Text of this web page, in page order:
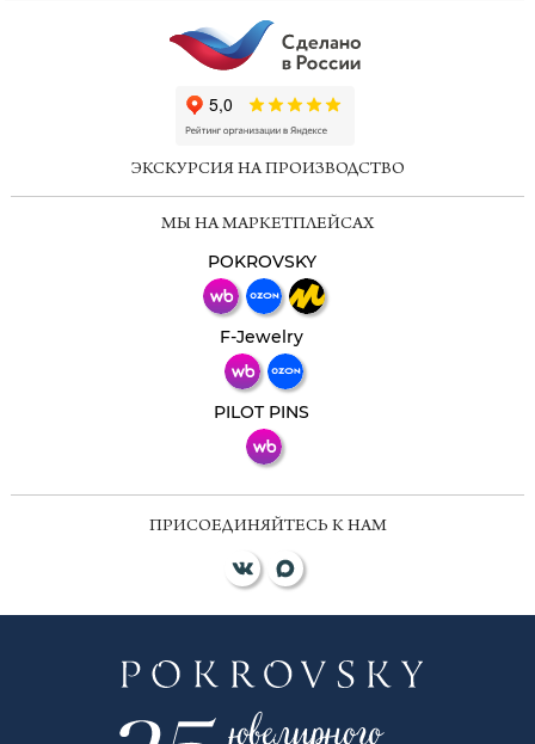
ЭКСКУРСИЯ НА ПРОИЗВОДСТВО
МЫ НА МАРКЕТПЛЕЙСАХ
POKROVSKY
F-Jewelry
PILOT PINS
ПРИСОЕДИНЯЙТЕСЬ К НАМ